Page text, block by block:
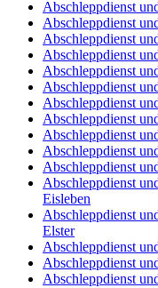
Abschleppdienst
Abschleppdienst
Abschleppdienst
Abschleppdienst
Abschleppdienst
Abschleppdienst
Abschleppdienst
Abschleppdienst
Abschleppdienst
Abschleppdienst
Abschleppdienst
Abschleppdienst
Eisleben
Abschleppdienst
Elster
Abschleppdienst
Abschleppdienst
Abschleppdienst